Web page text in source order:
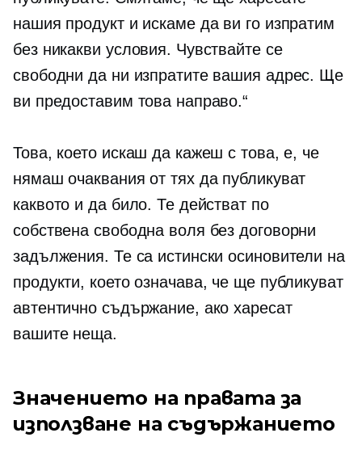
нашия продукт и искаме да ви го изпратим
без никакви условия. Чувствайте се
свободни да ни изпратите вашия адрес. Ще
ви предоставим това направо.“
Това, което искаш да кажеш с това, е, че
нямаш очаквания от тях да публикуват
каквото и да било. Те действат по
собствена свободна воля без договорни
задължения. Те са истински осиновители на
продукти, което означава, че ще публикуват
автентично съдържание, ако харесат
вашите неща.
Значението на правата за
използване на съдържанието